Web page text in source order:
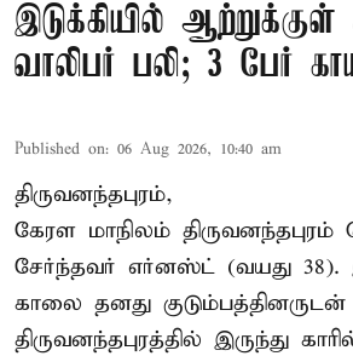
இடுக்கியில் ஆற்றுக்குள்
வாலிபர் பலி; 3 பேர்
Published on: 06 Aug 2026, 10:40 am
திருவனந்தபுரம்,
கேரள மாநிலம்
சேர்ந்தவர் எர்னஸ்ட் (வயது
காலை தனது குடும்பத்தினருடன்
திருவனந்தபுரத்தில் இருந்து